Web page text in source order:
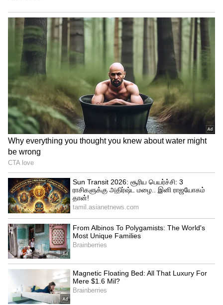
கிடைக்கும்.
மேலும் படிக்க ...தீபாவளி அன்று இந்த 2
பொருளையும் வாங்கி வைத்திருந்தால்
போதும், இந்த வருடம் முழுவதும் நமக்கு
பண மழை பொழியும்..!
6